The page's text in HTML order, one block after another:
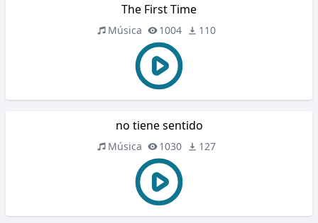
The First Time
Música 1004 110
no tiene sentido
Música 1030 127